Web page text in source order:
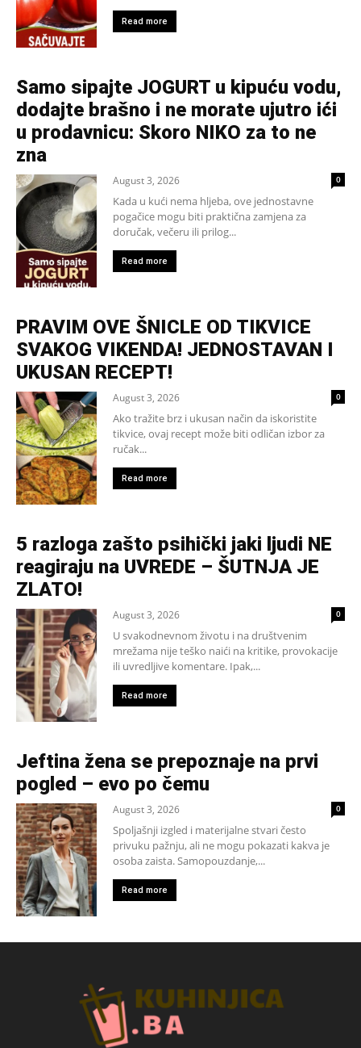
Read more
Samo sipajte JOGURT u kipuću vodu,
dodajte brašno i ne morate ujutro ići
u prodavnicu: Skoro NIKO za to ne
zna
August 3, 2026 0
Kada u kući nema hljeba, ove jednostavne
pogačice mogu biti praktična zamjena za
doručak, večeru ili prilog...
Read more
PRAVIM OVE ŠNICLE OD TIKVICE
SVAKOG VIKENDA! JEDNOSTAVAN I
UKUSAN RECEPT!
August 3, 2026 0
Ako tražite brz i ukusan način da iskoristite
tikvice, ovaj recept može biti odličan izbor za
ručak...
Read more
5 razloga zašto psihički jaki ljudi NE
reagiraju na UVREDE – ŠUTNJA JE
ZLATO!
August 3, 2026 0
U svakodnevnom životu i na društvenim
mrežama nije teško naići na kritike, provokacije
ili uvredljive komentare. Ipak,...
Read more
Jeftina žena se prepoznaje na prvi
pogled – evo po čemu
August 3, 2026 0
Spoljašnji izgled i materijalne stvari često
privuku pažnju, ali ne mogu pokazati kakva je
osoba zaista. Samopouzdanje,...
Read more